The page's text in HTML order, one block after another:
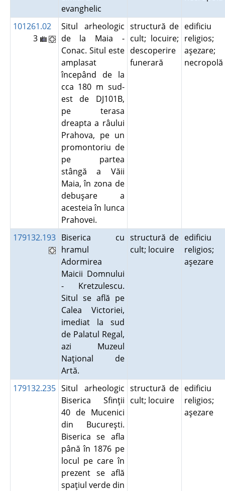
evanghelic
101261.02
3
Situl arheologic
de la Maia -
Conac. Situl este
amplasat
începând de la
cca 180 m sud-
est de DJ101B,
pe terasa
dreapta a râului
Prahova, pe un
promontoriu de
pe partea
stângă a Văii
Maia, în zona de
debuşare a
acesteia în lunca
Prahovei.
structură de
cult; locuire;
descoperire
funerară
edificiu
religios;
aşezare;
179132.193 Biserica cu
hramul
Adormirea
Maicii Domnului
- Kretzulescu.
Situl se află pe
Calea Victoriei,
imediat la sud
de Palatul Regal,
azi Muzeul
Naţional de
Artă.
structură de
cult; locuire
edificiu
religios;
aşezare
179132.235 Situl arheologic
Biserica Sfinţii
40 de Mucenici
din Bucureşti.
Biserica se afla
până în 1876 pe
locul pe care în
prezent se află
spaţiul verde din
structură de
cult; locuire
edificiu
religios;
aşezare